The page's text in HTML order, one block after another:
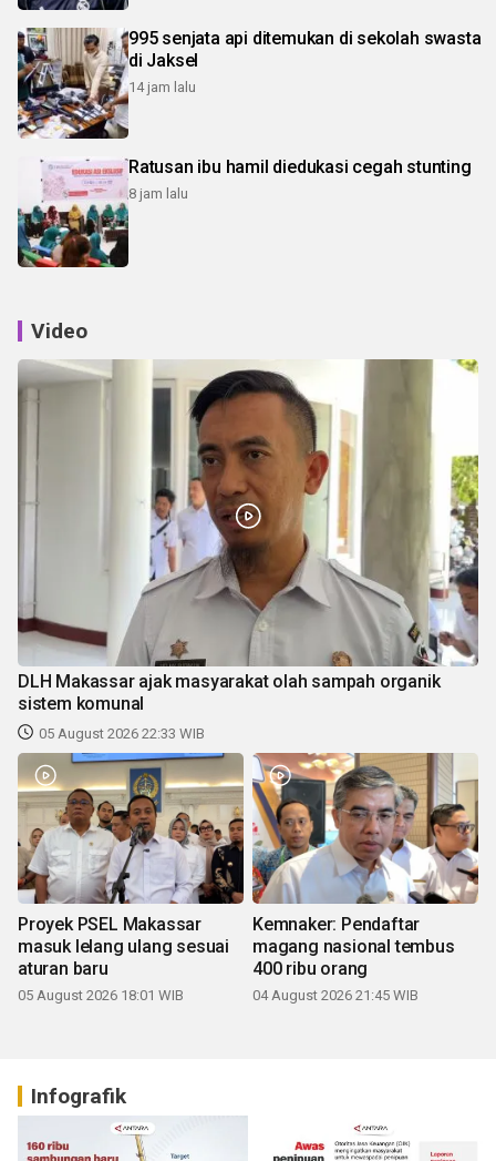
995 senjata api ditemukan di sekolah swasta
di Jaksel
14 jam lalu
Ratusan ibu hamil diedukasi cegah stunting
8 jam lalu
Video
DLH Makassar ajak masyarakat olah sampah organik
sistem komunal
05 August 2026 22:33 WIB
Proyek PSEL Makassar
masuk lelang ulang sesuai
aturan baru
05 August 2026 18:01 WIB
Kemnaker: Pendaftar
magang nasional tembus
400 ribu orang
04 August 2026 21:45 WIB
Infografik